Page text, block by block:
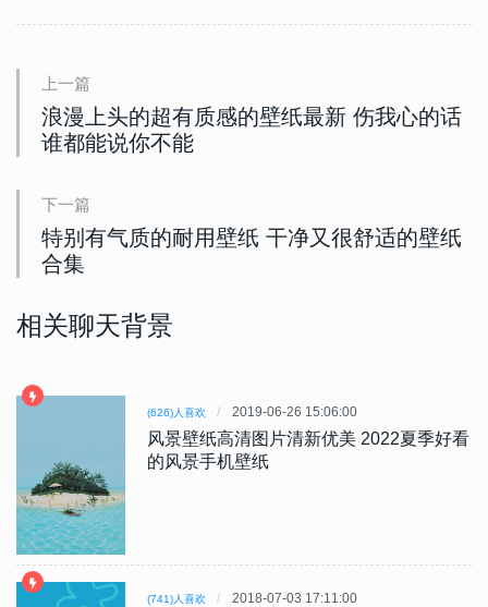
上一篇
浪漫上头的超有质感的壁纸最新 伤我心的话
谁都能说你不能
下一篇
特别有气质的耐用壁纸 干净又很舒适的壁纸
合集
相关聊天背景
(626)人喜欢 2019-06-26 15:06:00
风景壁纸高清图片清新优美 2022夏季好看
的风景手机壁纸
(741)人喜欢 2018-07-03 17:11:00